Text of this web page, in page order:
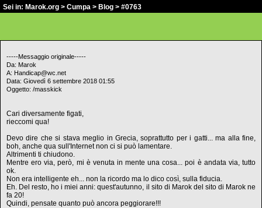
Sei in: Marok.org > Cumpa > Blog > #0763
-----Messaggio originale-----
Da: Marok
A: Handicap@wc.net
Data: Giovedì 6 settembre 2018 01:55
Oggetto: /masskick
Cari diversamente figati,
rieccomi qua!
Devo dire che si stava meglio in Grecia, soprattutto per i gatti... ma alla fine,
boh, anche qua sull'Internet non ci si può lamentare.
Altrimenti ti chiudono.
Mentre ero via, però, mi è venuta in mente una cosa... poi è andata via, tutto
ok.
Non era intelligente eh... non la ricordo ma lo dico così, sulla fiducia.
Eh. Del resto, ho i miei anni: quest'autunno, il sito di Marok del sito di Marok ne
fa 20!
Quindi, pensate quanto può ancora peggiorare!!!